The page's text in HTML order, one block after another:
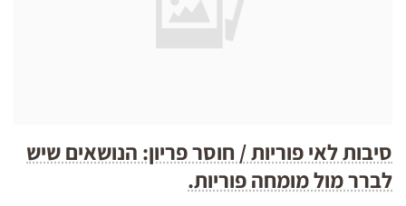
סיבות לאי פוריות / חוסר פריון: הנושאים שיש
לברר מול מומחה פוריות.